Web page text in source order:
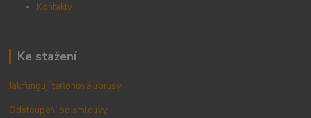
Kontakty
Ke stažení
Jak fungují teflonové ubrusy
Odstoupení od smlouvy